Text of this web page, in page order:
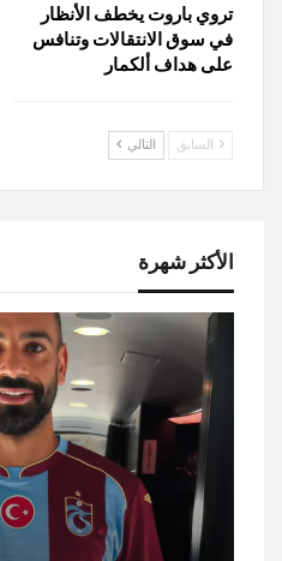
تروي باروت يخطف الأنظار
في سوق الانتقالات وتنافس
على هداف ألكمار
السابق التالي
الأكثر شهرة